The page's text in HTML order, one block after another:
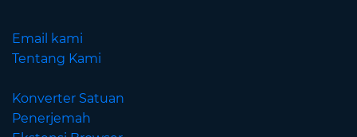
Email kami
Tentang Kami
Konverter Satuan
Penerjemah